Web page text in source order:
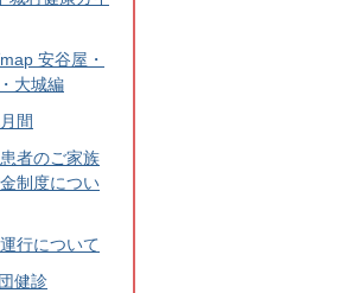
安谷屋・
大城編
間
者のご家族
制度につい
行について
健診